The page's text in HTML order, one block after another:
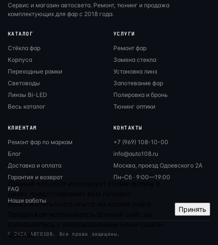
Сервис и магазин автосвета. Ремонт, тюнинг и продажа
комплектующих для фар с 2018 года.
КАТАЛОГ
Стёкла фар
Корпуса
Переходные рамки
Световоды
Линзы Bi-LED
Весь каталог
УСЛУГИ
Ремонт фар
Замена стекла
Установка линз
Запотевание фар
Полировка и бронь
Тюнинг оптики
КЛИЕНТАМ
Ремонт фар по маркам
Блог
Доставка и оплата
Гарантия и возврат
FAQ
Наши работы
КОНТАКТЫ
+7 (969) 108-10-00
info@auto108.ru
Москва, проезд Одоевского 2А
Пн–Сб · 9:00—19:00
© 2026 АВТО108. Все права защищены.
Данный веб-сайт использует cookie-файлы в
целях предоставления вам лучшего
пользовательского опыта на нашем сайте.
файлов.
Принять